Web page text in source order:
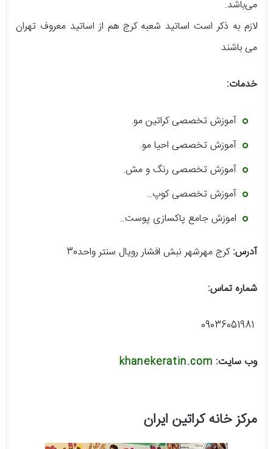
می‌باشد.
لازم به ذکر است اساتید شعبه کرج هم از اساتید معروف تهران
می باشند
خدمات:
آموزش تخصصی کراتین مو.
آموزش تخصصی احیا مو.
آموزش تخصصی رنگ و مش.
آموزش تخصصی کوپ..
اموزش جامع پاکسازی پوست..
آدرس:کرج مهرشهر نبش افشار رویال سنتر واحد30
شماره تماس:
وب سایت: khanekeratin.com
مرکز خانه کراتین ایران